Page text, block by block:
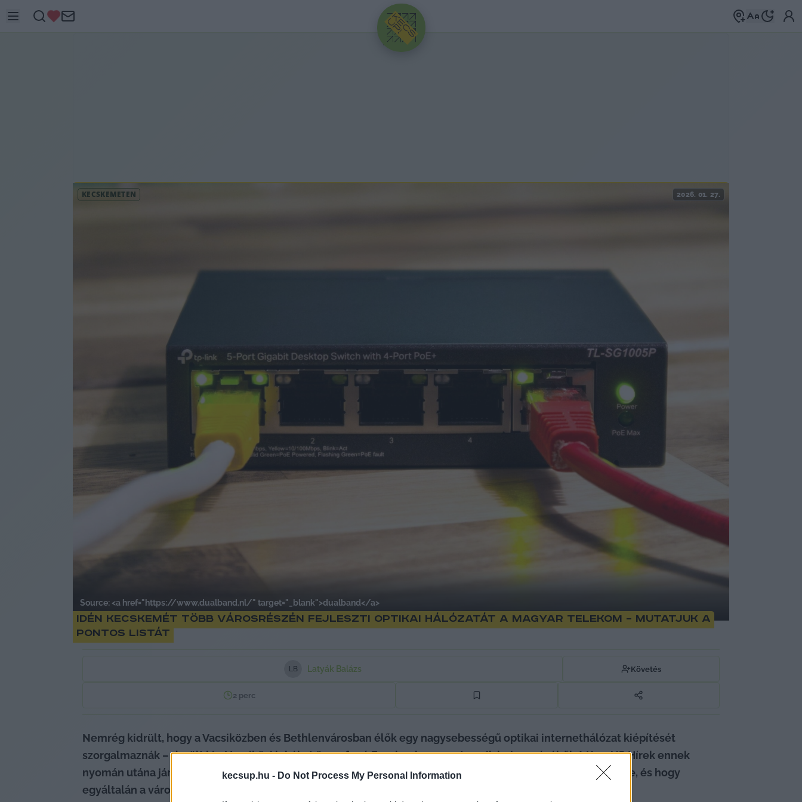
kecsup.hu - Do Not Process My Personal Information
HIRDETÉS
KECSKEMÉTEN 2026. 01. 27.
Source: <a href="https://www.dualband.nl/" target="_blank">dualband</a>
Idén Kecskemét több városrészén fejleszti optikai hálózatát a Magyar Telekom – mutatjuk a
pontos listát
LB Latyák Balázs Követés
2 perc
Nemrég kidrült, hogy a Vacsiközben és Bethlenvárosban élők egy nagysebességű optikai internethálózat kiépítését
szorgalmaznák – derült ki a Vacsiközi lakókat összefogó Facebook-csoport egyik bejegyzéséből. A KecsUP Hírek ennek
nyomán utána járt a Magyar Telekomnál, hogy a városrészben élők számíthatnak-e ilyen jellegű fejlesztésre, és hogy
egyáltalán a városunk mely területein vezetnek be korszerű szolgáltatásokat idén.